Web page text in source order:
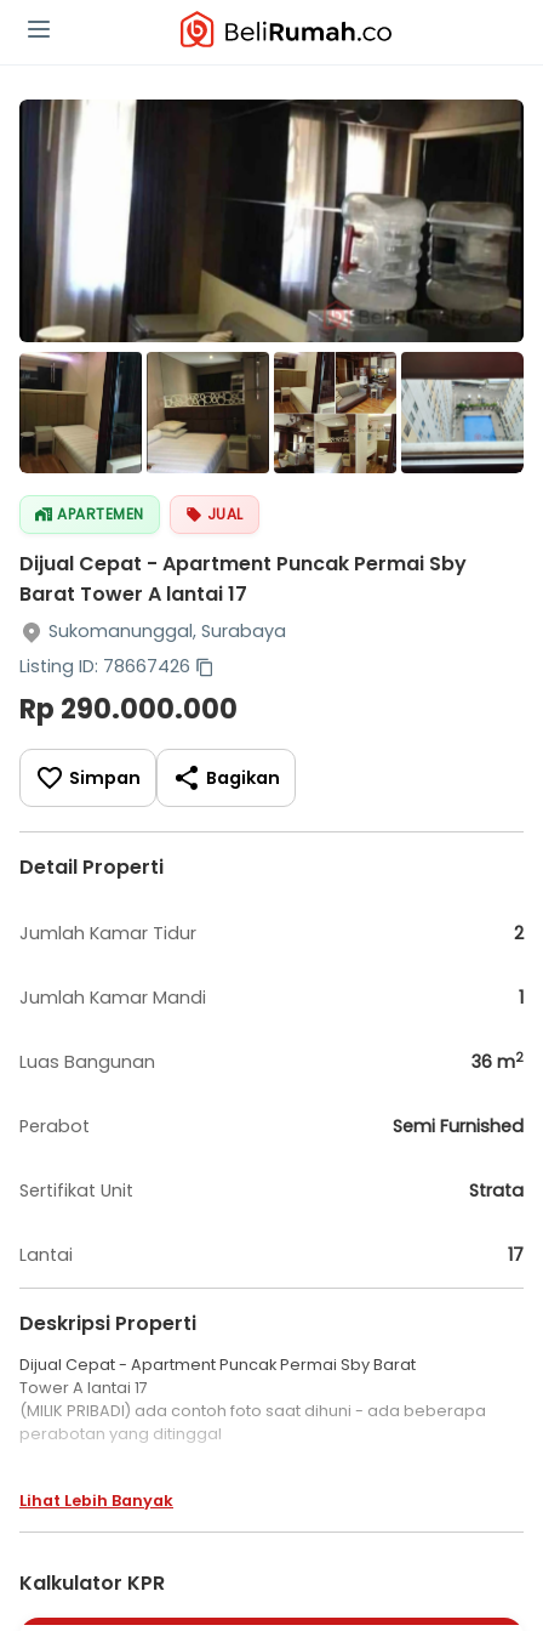
APARTEMEN JUAL
Dijual Cepat - Apartment Puncak Permai Sby
Barat Tower A lantai 17
Sukomanunggal, Surabaya
Listing ID: 78667426
Rp 290.000.000
Simpan Bagikan
Detail Properti
Jumlah Kamar Tidur 2
Jumlah Kamar Mandi 1
Luas Bangunan 36 m2
Perabot Semi Furnished
Sertifikat Unit Strata
Lantai 17
Deskripsi Properti
Dijual Cepat - Apartment Puncak Permai Sby Barat
Tower A lantai 17
(MILIK PRIBADI) ada contoh foto saat dihuni - ada beberapa
perabotan yang ditinggal
Luas = 36
SEMI FURNISH
* interior minimalis kaca, gorden, granit , parquet anti dingin
* renovasi desai sendiri
Lihat Lebih Banyak
Kalkulator KPR